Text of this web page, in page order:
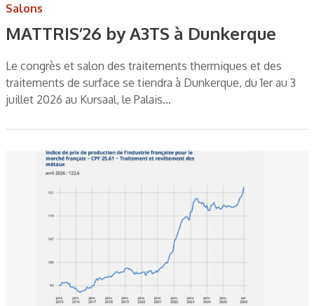
Salons
MATTRIS’26 by A3TS à Dunkerque
Le congrès et salon des traitements thermiques et des
traitements de surface se tiendra à Dunkerque, du 1er au 3
juillet 2026 au Kursaal, le Palais…